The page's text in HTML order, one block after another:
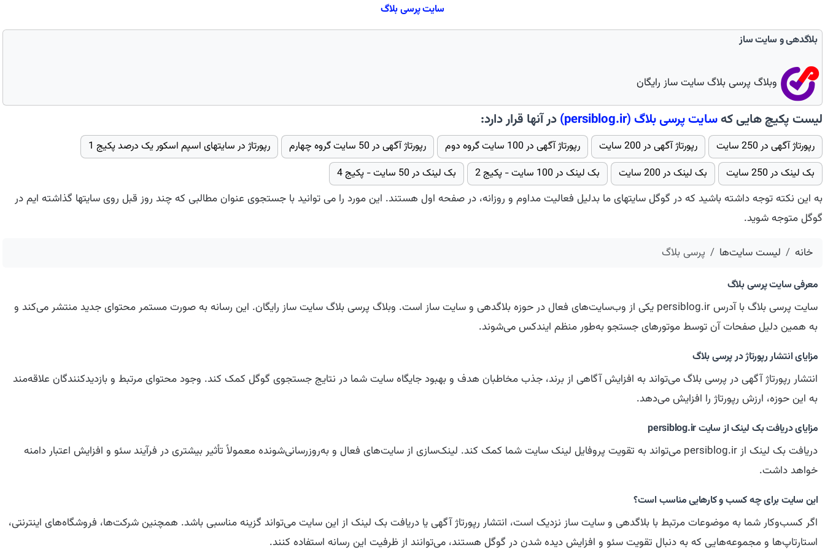
سایت پرسی بلاگ
بلاگدهی و سایت ساز
وبلاگ پرسی بلاگ سایت ساز رایگان
لیست پکیچ هایی کهسایتپرسی بلاگ(persiblog.ir) در آنها قرار دارد:
رپورتاژ آگهی در 250 سایت رپورتاژ آگهی در 200 سایت رپورتاژ آگهی در 100 سایت گروه دوم رپورتاژ آگهی در 50 سایت گروه چهارم
رپورتاژ در سایتهای اسپم اسکور یک درصد پکیج 1
بک لینک در 250 سایت
بک لینک در 200 سایت بک لینک در 100 سایت - پکیج 2 بک لینک در 50 سایت - پکیج 4
به این نکته توجه داشته باشید که در گوگل سایتهای ما بدلیل فعالیت مداوم و روزانه، در صفحه اول هستند. این مورد را می توانید با جستجوی عنوان مطالبی که چند روز قبل روی سایتها گذاشته ایم در
گوگل متوجه شوید.
خانه لیست سایت‌ها پرسی بلاگ
معرفی سایت پرسی بلاگ
سایت پرسی بلاگ با آدرس persiblog.ir یکی از وب‌سایت‌های فعال در حوزه بلاگدهی و سایت ساز است. وبلاگ پرسی بلاگ سایت ساز رایگان. این رسانه به صورت مستمر محتوای جدید منتشر می‌کند و
به همین دلیل صفحات آن توسط موتورهای جستجو به‌طور منظم ایندکس می‌شوند.
مزایای انتشار رپورتاژ در پرسی بلاگ
انتشار رپورتاژ آگهی در پرسی بلاگ می‌تواند به افزایش آگاهی از برند، جذب مخاطبان هدف و بهبود جایگاه سایت شما در نتایج جستجوی گوگل کمک کند. وجود محتوای مرتبط و بازدیدکنندگان علاقه‌مند
به این حوزه، ارزش رپورتاژ را افزایش می‌دهد.
مزایای دریافت بک لینک از سایت persiblog.ir
دریافت بک لینک از persiblog.ir می‌تواند به تقویت پروفایل لینک سایت شما کمک کند. لینک‌سازی از سایت‌های فعال و به‌روزرسانی‌شونده معمولاً تأثیر بیشتری در فرآیند سئو و افزایش اعتبار دامنه
خواهد داشت.
این سایت برای چه کسب و کارهایی مناسب است؟
اگر کسب‌وکار شما به موضوعات مرتبط با بلاگدهی و سایت ساز نزدیک است، انتشار رپورتاژ آگهی یا دریافت بک لینک از این سایت می‌تواند گزینه مناسبی باشد. همچنین شرکت‌ها، فروشگاه‌های اینترنتی،
استارتاپ‌ها و مجموعه‌هایی که به دنبال تقویت سئو و افزایش دیده شدن در گوگل هستند، می‌توانند از ظرفیت این رسانه استفاده کنند.